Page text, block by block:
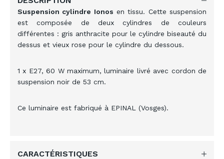
Suspension cylindre Ionos en tissu. Cette suspension
est composée de deux cylindres de couleurs
différentes : gris anthracite pour le cylindre biseauté du
dessus et vieux rose pour le cylindre du dessous.
1 x E27, 60 W maximum, luminaire livré avec cordon de
suspension noir de 53 cm.
Ce luminaire est fabriqué à EPINAL (Vosges).
CARACTÉRISTIQUES